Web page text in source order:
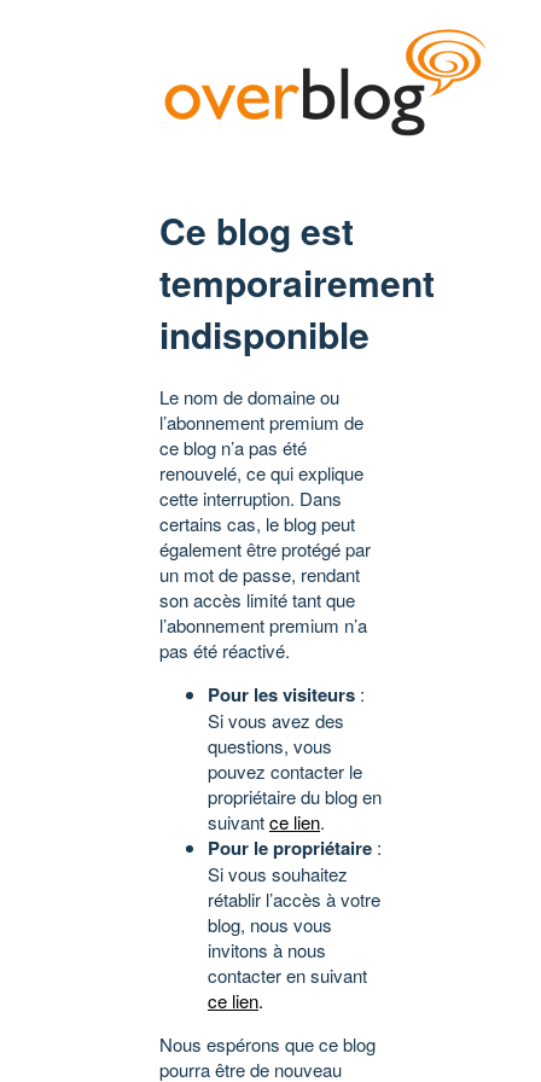
Ce blog est
temporairement
indisponible
Le nom de domaine ou
l’abonnement premium de
ce blog n’a pas été
renouvelé, ce qui explique
cette interruption. Dans
certains cas, le blog peut
également être protégé par
un mot de passe, rendant
son accès limité tant que
l’abonnement premium n’a
pas été réactivé.
Pour les visiteurs :
Si vous avez des
questions, vous
pouvez contacter le
propriétaire du blog en
suivantce lien.
Pour le propriétaire :
Si vous souhaitez
rétablir l’accès à votre
blog, nous vous
invitons à nous
contacter en suivant
ce lien.
Nous espérons que ce blog
pourra être de nouveau